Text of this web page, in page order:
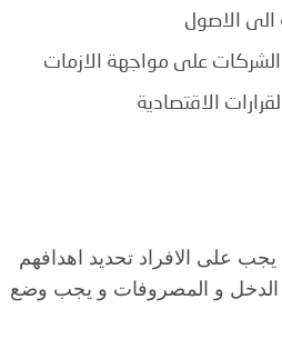
الى الاصول
على مواجهة الازمات
الاقتصادية
على الافراد تحديد اهدافهم
الدخل و المصروفات و يجب وضع